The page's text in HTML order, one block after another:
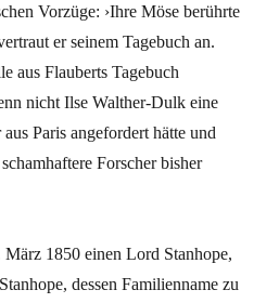
Vorzüge: ›Ihre Möse berührte
er seinem Tagebuch an.
aus Flauberts Tagebuch
nicht Ilse Walther-Dulk eine
Paris angefordert hätte und
Forscher bisher
1850 einen Lord Stanhope,
dessen Familienname zu